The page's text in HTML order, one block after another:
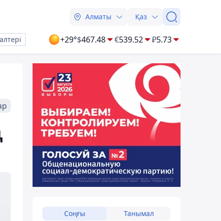
Алматы Қаз
+29°$467.48 €539.52 ₽5.73
Соңғы Танымал